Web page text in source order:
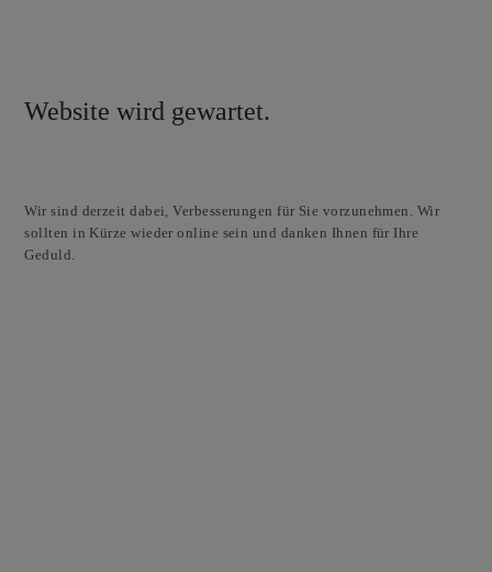
Website wird gewartet.
Wir sind derzeit dabei, Verbesserungen für Sie vorzunehmen. Wir
sollten in Kürze wieder online sein und danken Ihnen für Ihre
Geduld.